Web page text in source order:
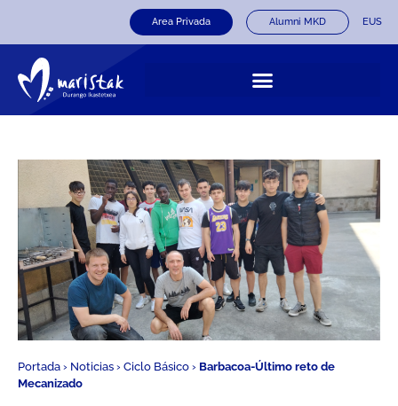
Area Privada Alumni MKD EUS
Portada › Noticias › Ciclo Básico › Barbacoa-Último reto de
Mecanizado